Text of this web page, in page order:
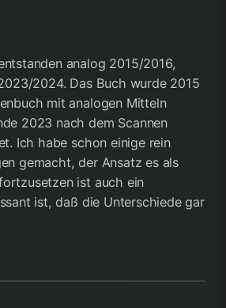
analog 2015/2016,
2024. Das Buch wurde 2015
mit analogen Mitteln
2023 nach dem Scannen
Ich habe schon einige rein
gemacht, der Ansatz es als
ist auch ein
ist, daß die Unterschiede gar